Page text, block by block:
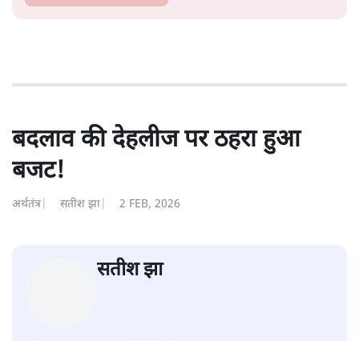
बदलाव की देहलीज पर ठहरा हुआ
बजट!
अर्थतंत्र सतीश झा 2 FEB, 2026